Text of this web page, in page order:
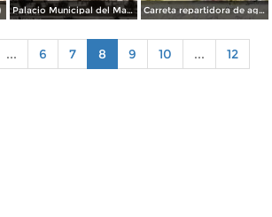
Palacio Municipal del Matamoros Carreta repartidora de agua
... 6 7 8 9 10 ...
12